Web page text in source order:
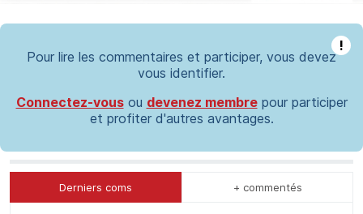
!
Pour lire les commentaires et participer, vous devez
vous identifier.
Connectez-vousou devenez membrepour participer
et profiter d'autres avantages.
Derniers coms + commentés